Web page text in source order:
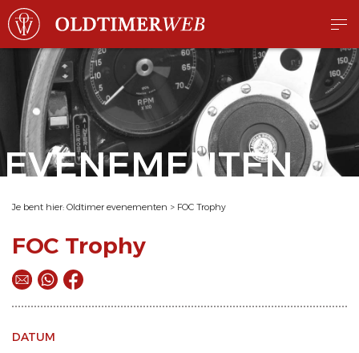
EVENEMENTEN
Je bent hier: Oldtimer evenementen > FOC Trophy
FOC Trophy
DATUM